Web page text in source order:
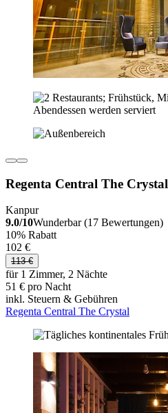
Regenta Central The Crystal
Kanpur
9.0/10Wunderbar (17 Bewertungen)
10% Rabatt
102 €
113 €
für 1 Zimmer, 2 Nächte
51 € pro Nacht
inkl. Steuern & Gebühren
Regenta Central The Crystal